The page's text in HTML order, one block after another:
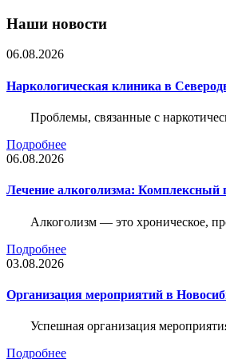
Наши новости
06.08.2026
Наркологическая клиника в
Проблемы, связанные с
Подробнее
06.08.2026
Лечение алкоголизма: Комплексный
Алкоголизм — это хроническое,
Подробнее
03.08.2026
Организация мероприятий в
Успешная организация
Подробнее